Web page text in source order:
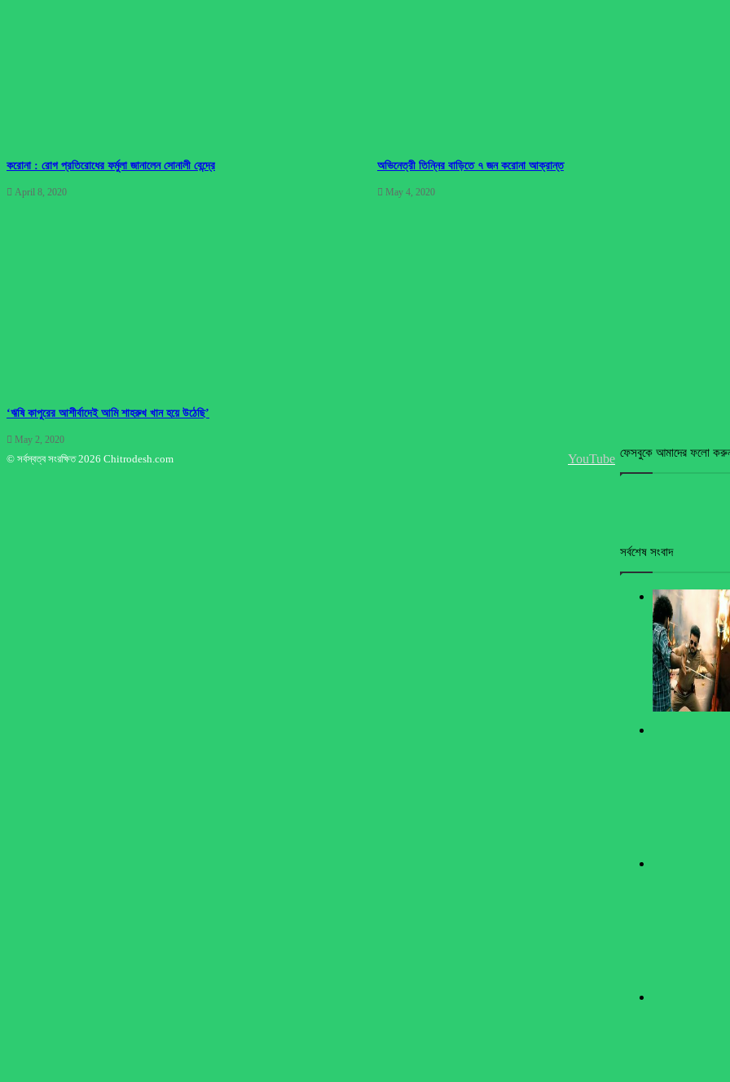
করোনা : রোগ প্রতিরোধের ফর্মুলা জানালেন সোনালী বেন্দ্রে
April 8, 2020
অভিনেত্রী তিন্নির বাড়িতে ৭ জন করোনা আক্রান্ত
May 4, 2020
‘ঋষি কাপুরের আশীর্বাদেই আমি শাহরুখ খান হয়ে উঠেছি’
May 2, 2020
ফেসবুকে আমাদের ফলো
সর্বশেষ সংবাদ
© সর্বস্বত্ব সংরক্ষিত 2026 Chitrodesh.com YouTube